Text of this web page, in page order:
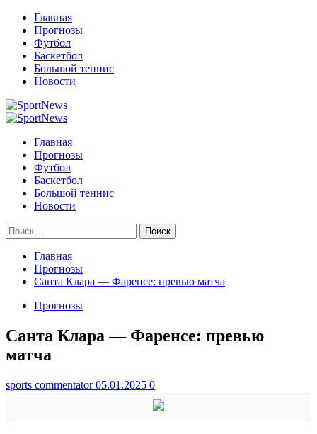
Перейти
содержимому
Главная
Прогнозы
Футбол
Баскетбол
Большой теннис
Новости
Primary
Главная
Прогнозы
Футбол
Баскетбол
Большой теннис
Новости
Найти:
Главная
Прогнозы
Санта Клара — Фаренсе: превью матча
Прогнозы
Санта Клара — Фаренсе: превью
матча
sports commentator05.01.2025 0